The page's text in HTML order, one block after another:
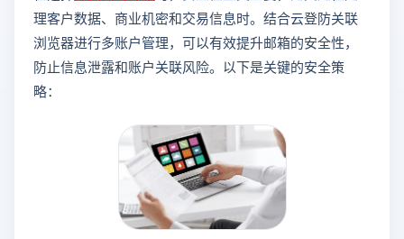
理客户数据、商业机密和交易信息时。结合云登防关联
浏览器进行多账户管理，可以有效提升邮箱的安全性，
防止信息泄露和账户关联风险。以下是关键的安全策
略：